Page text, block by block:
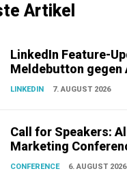
Artikel
LinkedIn Feature-
Meldebutton gegen
LINKEDIN 7. AUGUST 2026
Call for Speakers:
Marketing
CONFERENCE 6. AUGUST 2026